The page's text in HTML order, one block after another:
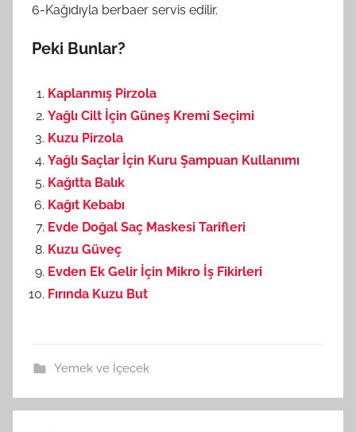
6-Kağıdıyla berbaer servis edilir.
Peki Bunlar?
Kaplanmış Pirzola
Yağlı Cilt İçin Güneş Kremi Seçimi
Kuzu Pirzola
Yağlı Saçlar İçin Kuru Şampuan Kullanımı
Kağıtta Balık
Kağıt Kebabı
Evde Doğal Saç Maskesi Tarifleri
Kuzu Güveç
Evden Ek Gelir İçin Mikro İş Fikirleri
Fırında Kuzu But
Yemek ve İçecek